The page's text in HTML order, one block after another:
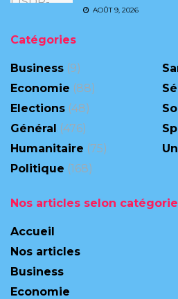
AOÛT 9, 2026
Catégories
Business (9)
Economie (88)
Elections (48)
Général (476)
Humanitaire (75)
Politique (168)
Nos articles selon catégorie
Accueil
Nos articles
Business
Economie